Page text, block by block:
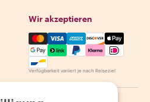
Wir akzeptieren
Mastercard, Visa, Amex,
Verfügbarkeit variiert je nach Reiseziel